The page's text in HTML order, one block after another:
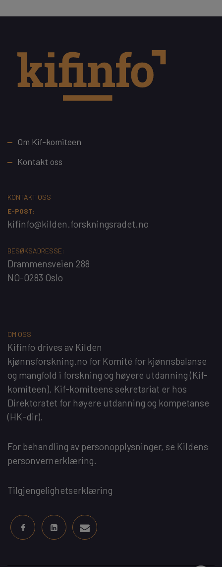
Footer
Om Kif-komiteen
Kontakt oss
KONTAKT OSS
E-POST:
kifinfo@kilden.forskningsradet.no
BESØKSADRESSE:
Drammensveien 288
NO-0283 Oslo
OM OSS
Kifinfo drives av Kilden
kjønnsforskning.no for Komité for kjønnsbalanse
og mangfold i forskning og høyere utdanning(Kif-
komiteen). Kif-komiteens sekretariat er hos
Direktoratet for høyere utdanning og kompetanse
(HK-dir)
For behandling av personopplysninger, se Kildens
personvernerklæring
Tilgjengelighetserklæring